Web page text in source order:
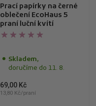
Prací papírky na černé
oblečení EcoHaus 5
praní luční kvítí
Skladem,
doručíme do 11. 8.
69,00 Kč
13,80 Kč/praní